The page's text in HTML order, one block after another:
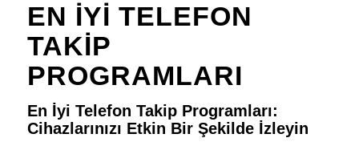
EN IYI TELEFON
TAKIP
PROGRAMLARI
En İyi Telefon Takip Programları:
Cihazlarınızı Etkin Bir Şekilde İzleyin